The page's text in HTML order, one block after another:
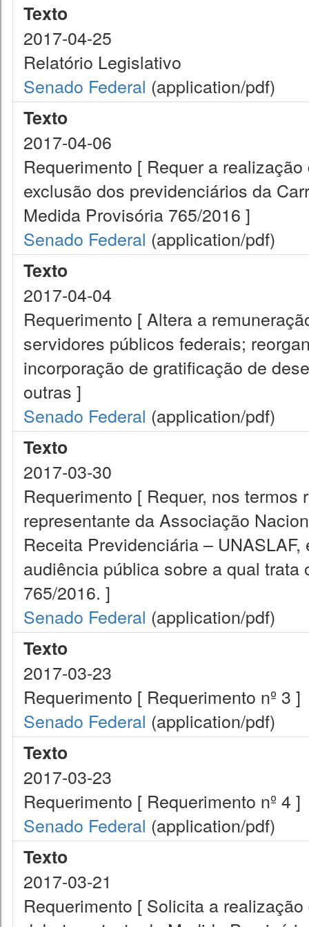
Texto
2017-04-25
Relatório Legislativo
Senado Federal (application/pdf)
Texto
2017-04-06
Requerimento [ Requer a
exclusão dos previdenciários da
Medida Provisória 765/2016 ]
Senado Federal (application/pdf)
Texto
2017-04-04
Requerimento [ Altera a
servidores públicos federais;
incorporação de gratificação de
outras ]
Senado Federal (application/pdf)
Texto
2017-03-30
Requerimento [ Requer, nos
representante da Associação
Receita Previdenciária –
audiência pública sobre a qual trata
765/2016. ]
Senado Federal (application/pdf)
Texto
2017-03-23
Requerimento [ Requerimento nº 3 ]
Senado Federal (application/pdf)
Texto
2017-03-23
Requerimento [ Requerimento nº 4 ]
Senado Federal (application/pdf)
Texto
2017-03-21
Requerimento [ Solicita a